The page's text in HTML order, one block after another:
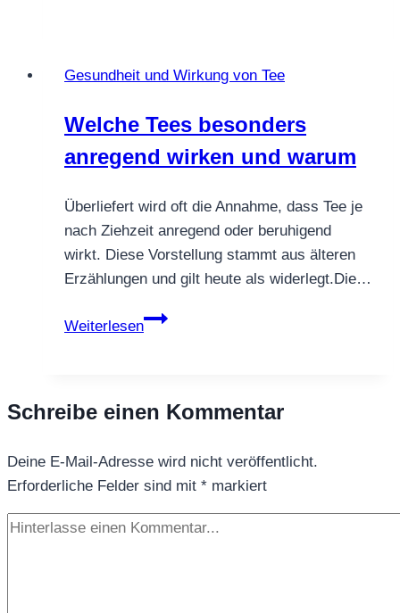
Kaffee
Frühstück?
Gesundheit und Wirkung von Tee
Welche Tees besonders
anregend wirken und warum
Überliefert wird oft die Annahme, dass Tee je
nach Ziehzeit anregend oder beruhigend
wirkt. Diese Vorstellung stammt aus älteren
Erzählungen und gilt heute als widerlegt.Die…
Weiterlesen
Welche
wirken
warum
Schreibe einen Kommentar
Deine E-Mail-Adresse wird nicht veröffentlicht.
Erforderliche Felder sind mit * markiert